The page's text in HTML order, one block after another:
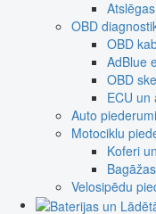
OBD
OBD
AdBlue
OBD
ECU un
Auto piederumi
Motociklu
Koferi
Velosipēdu